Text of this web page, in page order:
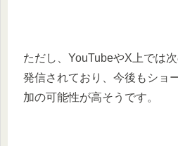
ただし、YouTubeやX上では
発信されており、今後もショ
加の可能性が高そうです。